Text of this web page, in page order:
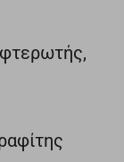
φτερωτής,